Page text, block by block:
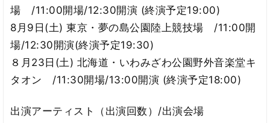
場 /11:00開場/12:30開演 (終演予定19:00)
8月9日(土) 東京・夢の島公園陸上競技場 /11:00開
場/12:30開演(終演予定19:30)
８月23日(土) 北海道・いわみざわ公園野外音楽堂キ
タオン /11:30開場/13:00開演 (終演予定18:00)
出演アーティスト（出演回数）/出演会場